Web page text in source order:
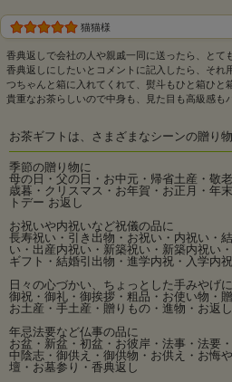
猫猫様
香典返しで会社の人や親戚一同に送ったら、とて
香典返しにしたいとコメントに記入したら、それ
つちゃんと箱に入れてくれて、熨斗もひと箱ひと
貴重なお茶らしいので中身も、見た目も高級感も
お茶ギフトは、さまざまなシーンの贈り
季節の贈り物に
母の日・父の日・お中元・帰省土産・敬
歳暮・クリスマス・お年賀・お正月・年
トデー お返し
お祝いや内祝いなど祝儀の品に
長寿祝い・引き出物・お祝い・内祝い・
い・出産内祝い・新築祝い・新築内祝い
ギフト・結婚引出物・進学内祝・入学内祝
日々の心づかい、ちょっとした手みやげに
御祝・御礼・御挨拶・粗品・お使い物・
お土産・手土産・贈りもの・進物・お返し
年忌法要など仏事の品に
お盆・新盆・初盆・お彼岸・法事・法要
中陰志・御供え・御供物・お供え・お悔
壇・お墓参り・香典返し